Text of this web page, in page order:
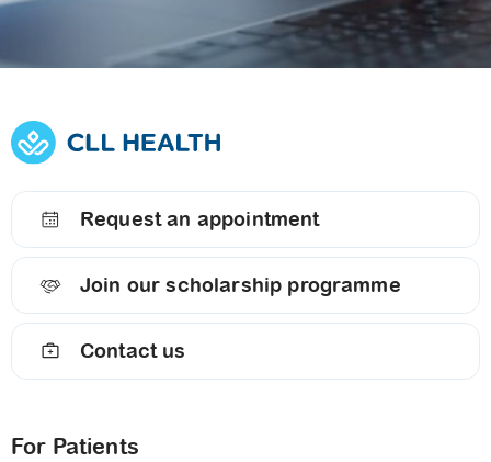
Request an appointment
Join our scholarship programme
Contact us
For Patients